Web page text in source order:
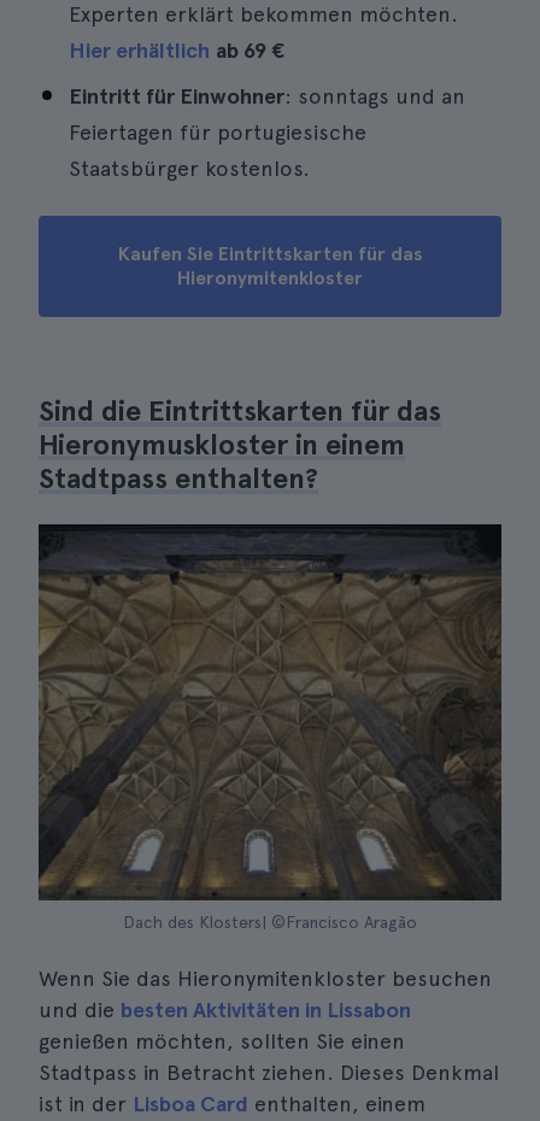
Experten erklärt bekommen möchten.
Hier erhältlich ab 69 €
Eintritt für Einwohner: sonntags und an
Feiertagen für portugiesische
Staatsbürger kostenlos.
Kaufen Sie Eintrittskarten für das
Hieronymitenkloster
Sind die Eintrittskarten für das
Hieronymuskloster in einem
Stadtpass enthalten?
Dach des Klosters| ©Francisco Aragão
Wenn Sie das Hieronymitenkloster besuchen
und die besten Aktivitäten in Lissabon
genießen möchten, sollten Sie einen
Stadtpass in Betracht ziehen. Dieses Denkmal
ist in der Lisboa Card enthalten, einem